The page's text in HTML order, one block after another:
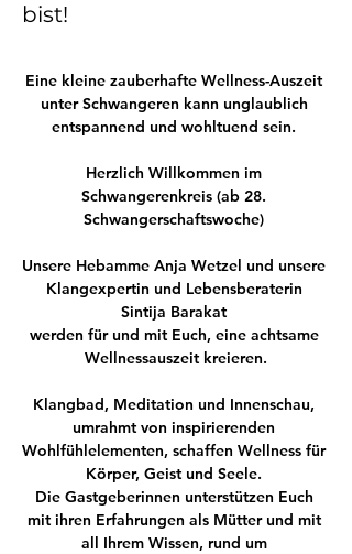
bist!
Eine kleine zauberhafte Wellness-Auszeit
unter Schwangeren kann unglaublich
entspannend und wohltuend sein.
Herzlich Willkommen im
Schwangerenkreis (ab 28.
Schwangerschaftswoche)
Unsere Hebamme Anja Wetzel und unsere
Klangexpertin und Lebensberaterin
Sintija Barakat
werden für und mit Euch, eine achtsame
Wellnessauszeit kreieren.
Klangbad, Meditation und Innenschau,
umrahmt von inspirierenden
Wohlfühlelementen, schaffen Wellness für
Körper, Geist und Seele.
Die Gastgeberinnen unterstützen Euch
mit ihren Erfahrungen als Mütter und mit
all Ihrem Wissen, rund um